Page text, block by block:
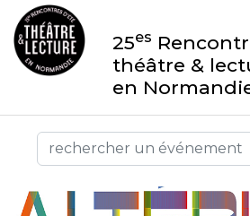
25es
théâtre &
en